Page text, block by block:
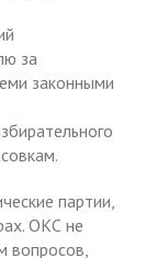
за
законными
партии,
ОКС не
вопросов,